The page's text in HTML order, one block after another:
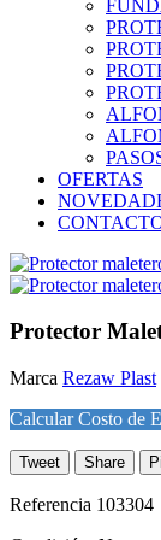
OFERTAS
Protector
Marca Rezaw Plast
Calcular Costo de
Tweet Share
Referencia 103304